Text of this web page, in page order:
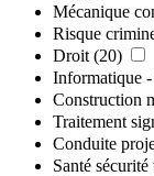
Mécanique
Risque
Droit (20)
Informatique -
Construction
Traitement
Conduite
Santé